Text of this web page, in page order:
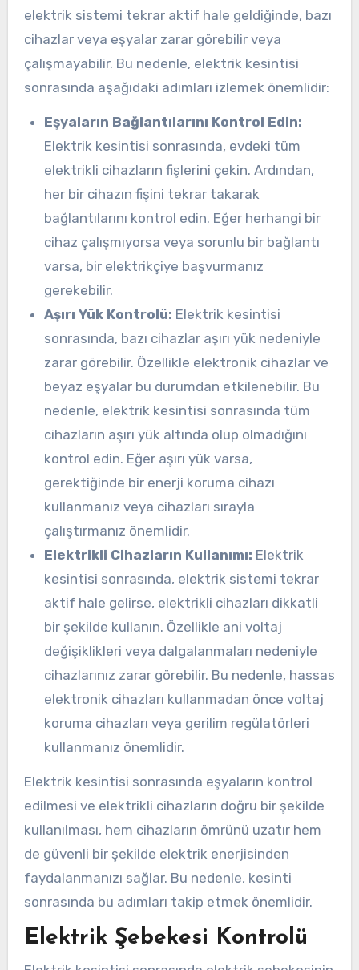
elektrik sistemi tekrar aktif hale geldiğinde, bazı
cihazlar veya eşyalar zarar görebilir veya
çalışmayabilir. Bu nedenle, elektrik kesintisi
sonrasında aşağıdaki adımları izlemek önemlidir:
Eşyaların Bağlantılarını Kontrol Edin:
Elektrik kesintisi sonrasında, evdeki tüm
elektrikli cihazların fişlerini çekin. Ardından,
her bir cihazın fişini tekrar takarak
bağlantılarını kontrol edin. Eğer herhangi bir
cihaz çalışmıyorsa veya sorunlu bir bağlantı
varsa, bir elektrikçiye başvurmanız
gerekebilir.
Aşırı Yük Kontrolü: Elektrik kesintisi
sonrasında, bazı cihazlar aşırı yük nedeniyle
zarar görebilir. Özellikle elektronik cihazlar ve
beyaz eşyalar bu durumdan etkilenebilir. Bu
nedenle, elektrik kesintisi sonrasında tüm
cihazların aşırı yük altında olup olmadığını
kontrol edin. Eğer aşırı yük varsa,
gerektiğinde bir enerji koruma cihazı
kullanmanız veya cihazları sırayla
çalıştırmanız önemlidir.
Elektrikli Cihazların Kullanımı: Elektrik
kesintisi sonrasında, elektrik sistemi tekrar
aktif hale gelirse, elektrikli cihazları dikkatli
bir şekilde kullanın. Özellikle ani voltaj
değişiklikleri veya dalgalanmaları nedeniyle
cihazlarınız zarar görebilir. Bu nedenle, hassas
elektronik cihazları kullanmadan önce voltaj
koruma cihazları veya gerilim regülatörleri
kullanmanız önemlidir.
Elektrik kesintisi sonrasında eşyaların kontrol
edilmesi ve elektrikli cihazların doğru bir şekilde
kullanılması, hem cihazların ömrünü uzatır hem
de güvenli bir şekilde elektrik enerjisinden
faydalanmanızı sağlar. Bu nedenle, kesinti
sonrasında bu adımları takip etmek önemlidir.
Elektrik Şebekesi Kontrolü